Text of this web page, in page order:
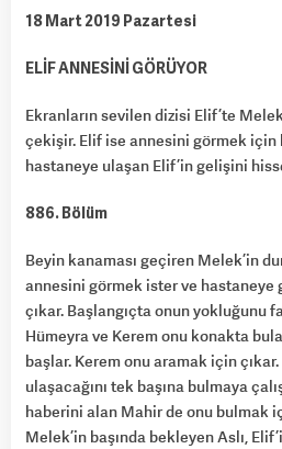
18 Mart 2019 Pazartesi
ELİF ANNESİNİ GÖRÜYOR
Ekranların sevilen dizisi Elif’te
çekişir. Elif ise annesini görmek
hastaneye ulaşan Elif’in gelişini
886. Bölüm
Beyin kanaması geçiren Melek’in
annesini görmek ister ve
çıkar. Başlangıçta onun yokluğunu
Hümeyra ve Kerem onu konakta
başlar. Kerem onu aramak için
ulaşacağını tek başına bulmaya
haberini alan Mahir de onu bulmak
Melek’in başında bekleyen Aslı,